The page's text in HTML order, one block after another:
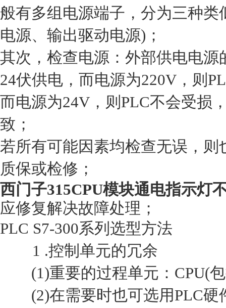
般有多组电源端子，分为三种
电源、输出驱动电源)；
其次，检查电源：外部供电电源
24伏供电，而电源为220V，则
而电源为24V，则PLC不会受损
致；
若所有可能因素均检查无误，
质保或检修；
西门子315CPU模块通电指示灯
应修复解决故障处理；
PLC S7-300系列选型方法
1 .控制单元的冗余
(1)重要的过程单元：CPU(包
(2)在需要时也可选用PLC硬